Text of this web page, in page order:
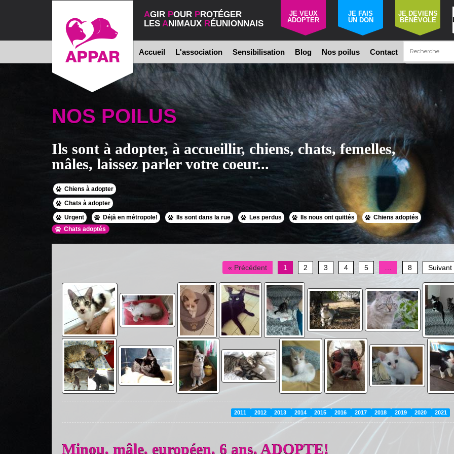
AGIR POUR PROTÉGER
LES ANIMAUX RÉUNIONNAIS
JE VEUX
ADOPTER
JE FAIS
UN DON
JE DEVIENS
BÉNÉVOLE
Accueil L'association Sensibilisation Blog Nos poilus Contact
NOS POILUS
Ils sont à adopter, à accueillir, chiens, chats, femelles,
mâles, laissez parler votre coeur...
Chiens à adopter
Chats à adopter
Urgent
Déjà en métropole! Ils sont dans la rue Les perdus Ils nous ont quittés
Chiens adoptés
Chats adoptés
« Précédent 1 2 3 4 5 8 Suivant
2011 2012 2013 2014 2015 2016 2017 2018 2019 2020 2021
Minou, mâle, européen, 6 ans, ADOPTE!